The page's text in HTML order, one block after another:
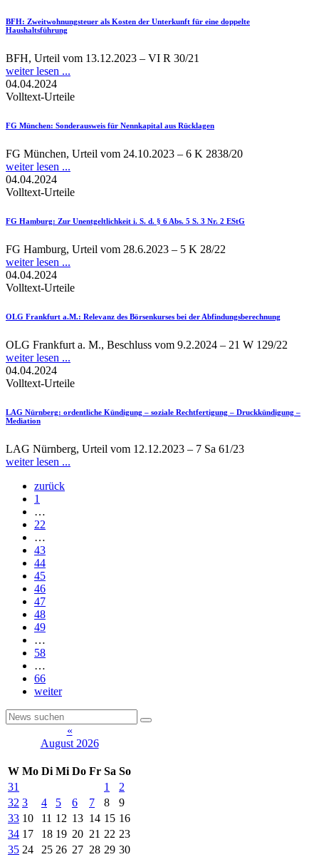
BFH: Zweitwohnungsteuer als Kosten der Unterkunft für eine doppelte
Haushaltsführung
BFH, Urteil vom 13.12.2023 – VI R 30/21
weiter lesen ...
04.04.2024
Volltext-Urteile
FG München: Sonderausweis für Nennkapital aus Rücklagen
FG München, Urteil vom 24.10.2023 – 6 K 2838/20
weiter lesen ...
04.04.2024
Volltext-Urteile
FG Hamburg: Zur Unentgeltlichkeit i. S. d. § 6 Abs. 5 S. 3 Nr. 2 EStG
FG Hamburg, Urteil vom 28.6.2023 – 5 K 28/22
weiter lesen ...
04.04.2024
Volltext-Urteile
OLG Frankfurt a.M.: Relevanz des Börsenkurses bei der Abfindungsberechnung
OLG Frankfurt a. M., Beschluss vom 9.2.2024 – 21 W 129/22
weiter lesen ...
04.04.2024
Volltext-Urteile
LAG Nürnberg: ordentliche Kündigung – soziale Rechtfertigung – Druckkündigung –
Mediation
LAG Nürnberg, Urteil vom 12.12.2023 – 7 Sa 61/23
weiter lesen ...
zurück
1
…
22
…
43
44
45
46
47
48
49
…
58
…
66
weiter
«
August 2026
W Mo Di Mi Do Fr Sa So
31
1
2
32 3 4 5 6 7 8
9
33 10 11 12 13 14 15 16
34 17 18 19 20 21 22 23
35 24 25 26 27 28 29 30